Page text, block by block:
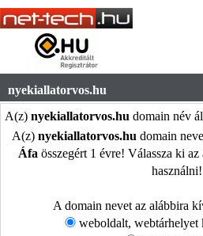
nyekiallatorvos.hu
A(z) nyekiallatorvos.hu domain név
A(z) nyekiallatorvos.hu domain
Áfa összegért 1 évre! Válassza ki
használni!
A domain nevet az alábbira
weboldalt, webtárhelyet